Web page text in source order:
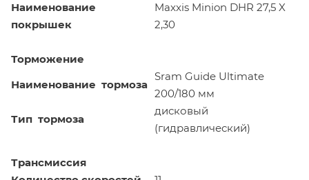
Наименование
покрышек
Maxxis Minion DHR 27,5 X
2,30
Торможение
Наименование тормоза
Sram Guide Ultimate
200/180 мм
Тип тормоза
дисковый
(гидравлический)
Трансмиссия